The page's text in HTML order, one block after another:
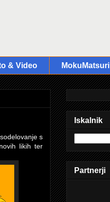
& Video MokuMatsuri
s
likih ter
Iskalnik
Partnerji